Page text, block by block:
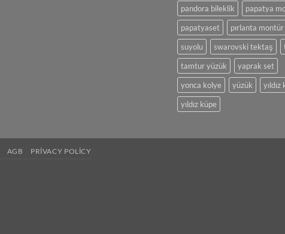
pandora bileklik
papatya
papatyaset
pırlanta montür
suyolu
swarovski tektaş
tamtur yüzük
yaprak set
yonca kolye
yüzük
yıldız
yıldız küpe
AGB PRIVACY POLICY